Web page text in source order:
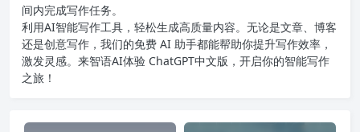
间内完成写作任务。
利用AI智能写作工具，轻松生成高质量内容。无论是文章、博客
还是创意写作，我们的免费 AI 助手都能帮助你提升写作效率，
激发灵感。来智语AI体验 ChatGPT中文版 ，开启你的智能写作
之旅！